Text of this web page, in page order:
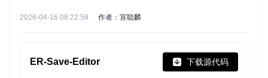
2026-04-16 08:22:58 作者：宣聪麟
ER-Save-Editor 下载源代码